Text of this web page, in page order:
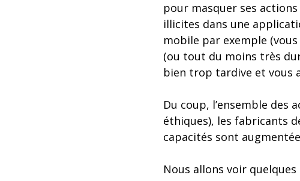
pour masquer ses actions
illicites dans une
mobile par exemple
(ou tout du moins très
bien trop tardive et vous
Du coup, l’ensemble des
éthiques), les fabricants
capacités sont
Nous allons voir